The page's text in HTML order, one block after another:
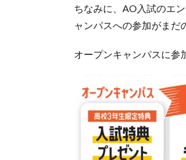
ちなみに、AO入試のエ
ャンパスへの参加がまだ
オープンキャンパスに参